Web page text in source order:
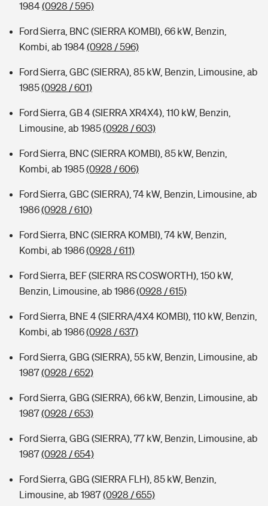
1984(0928 / 595)
Ford Sierra, BNC (SIERRA KOMBI), 66 kW, Benzin,
Kombi, ab 1984(0928 / 596)
Ford Sierra, GBC (SIERRA), 85 kW, Benzin, Limousine, ab
1985(0928 / 601)
Ford Sierra, GB 4 (SIERRA XR4X4), 110 kW, Benzin,
Limousine, ab 1985(0928 / 603)
Ford Sierra, BNC (SIERRA KOMBI), 85 kW, Benzin,
Kombi, ab 1985(0928 / 606)
Ford Sierra, GBC (SIERRA), 74 kW, Benzin, Limousine, ab
1986(0928 / 610)
Ford Sierra, BNC (SIERRA KOMBI), 74 kW, Benzin,
Kombi, ab 1986(0928 / 611)
Ford Sierra, BEF (SIERRA RS COSWORTH), 150 kW,
Benzin, Limousine, ab 1986(0928 / 615)
Ford Sierra, BNE 4 (SIERRA/4X4 KOMBI), 110 kW, Benzin,
Kombi, ab 1986(0928 / 637)
Ford Sierra, GBG (SIERRA), 55 kW, Benzin, Limousine, ab
1987(0928 / 652)
Ford Sierra, GBG (SIERRA), 66 kW, Benzin, Limousine, ab
1987(0928 / 653)
Ford Sierra, GBG (SIERRA), 77 kW, Benzin, Limousine, ab
1987(0928 / 654)
Ford Sierra, GBG (SIERRA FLH), 85 kW, Benzin,
Limousine, ab 1987(0928 / 655)